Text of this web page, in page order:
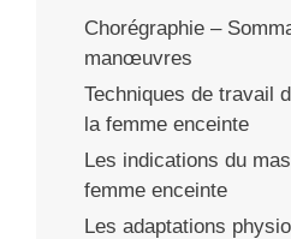
Chorégraphie –
manœuvres
Techniques de travail
la femme enceinte
Les indications du
femme enceinte
Les adaptations